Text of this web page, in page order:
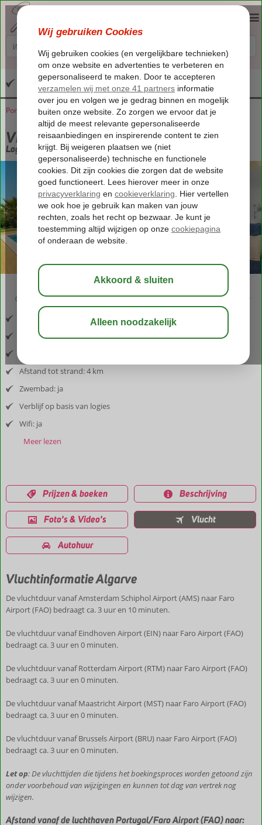
Altijd inclusief huurauto
Home
Portugal Algarve Albufeira Villa Cerrinho
Villa Cerrinho
Logies Villa
03:05 aug 32°C delen bewaar
Inclusief vlucht en huurauto
Afstand luchthaven: 47 km
Afstand tot strand: 4 km
Zwembad: ja
Verblijf op basis van logies
Wifi: ja
Meer lezen
Prijzen & boeken Beschrijving
Foto's & Video's Vlucht
Autohuur
Vluchtinformatie Algarve
De vluchtduur vanaf Amsterdam Schiphol Airport (AMS) naar Faro
Airport (FAO) bedraagt ca. 3 uur en 10 minuten.
De vluchtduur vanaf Eindhoven Airport (EIN) naar Faro Airport (FAO)
bedraagt ca. 3 uur en 0 minuten.
De vluchtduur vanaf Rotterdam Airport (RTM) naar Faro Airport (FAO)
bedraagt ca. 3 uur en 0 minuten.
De vluchtduur vanaf Maastricht Airport (MST) naar Faro Airport (FAO)
bedraagt ca. 3 uur en 0 minuten.
De vluchtduur vanaf Brussels Airport (BRU) naar Faro Airport (FAO)
bedraagt ca. 3 uur en 0 minuten.
Let op: De vluchttijden die tijdens het boekingsproces worden getoond zijn
onder voorbehoud van wijzigingen en kunnen tot dag van vertrek nog
wijzigen.
Afstand vanaf de luchthaven Portugal/Faro Airport (FAO) naar: